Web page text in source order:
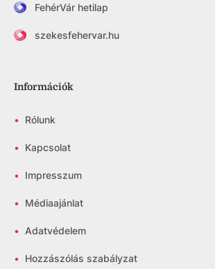
FehérVár hetilap
szekesfehervar.hu
Információk
• Rólunk
• Kapcsolat
• Impresszum
• Médiaajánlat
• Adatvédelem
• Hozzászólás szabályzat